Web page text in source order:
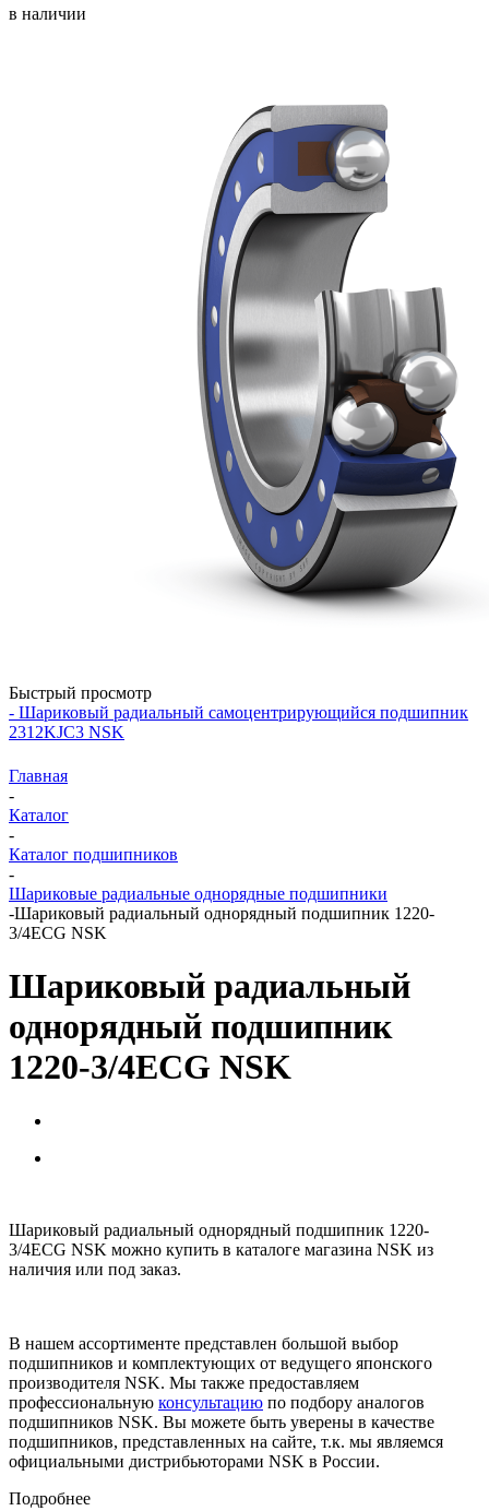
в наличии
Быстрый просмотр
- Шариковый радиальный самоцентрирующийся подшипник
2312KJC3 NSK
Главная
-
Каталог
-
Каталог подшипников
-
Шариковые радиальные однорядные подшипники
-Шариковый радиальный однорядный подшипник 1220-
3/4ECG NSK
Шариковый радиальный
однорядный подшипник
1220-3/4ECG NSK
Шариковый радиальный однорядный подшипник 1220-
3/4ECG NSK можно купить в каталоге магазина NSK из
наличия или под заказ.
В нашем ассортименте представлен большой выбор
подшипников и комплектующих от ведущего японского
производителя NSK. Мы также предоставляем
профессиональную консультацию по подбору аналогов
подшипников NSK. Вы можете быть уверены в качестве
подшипников, представленных на сайте, т.к. мы являемся
официальными дистрибьюторами NSK в России.
Подробнее